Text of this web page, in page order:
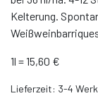
Kelterung.
1l = 15,60 €
Lieferzeit: 3-4